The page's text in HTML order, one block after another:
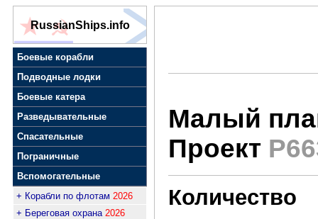
RussianShips.info
Боевые корабли
Подводные лодки
Боевые катера
Разведывательные
Спасательные
Пограничные
Вспомогательные
+ Корабли по флотам 2026
+ Береговая охрана 2026
Малый
Проект
Количество